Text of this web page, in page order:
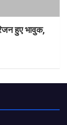
हुए भावुक,